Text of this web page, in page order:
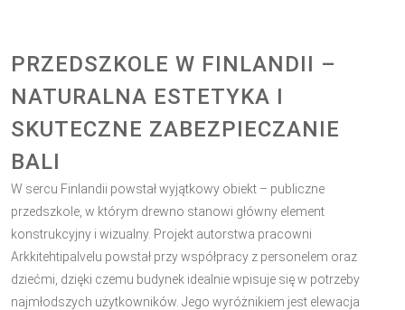
PRZEDSZKOLE W FINLANDII –
NATURALNA ESTETYKA I
SKUTECZNE ZABEZPIECZANIE
BALI
W sercu Finlandii powstał wyjątkowy obiekt – publiczne
przedszkole, w którym drewno stanowi główny element
konstrukcyjny i wizualny. Projekt autorstwa pracowni
Arkkitehtipalvelu powstał przy współpracy z personelem oraz
dziećmi, dzięki czemu budynek idealnie wpisuje się w potrzeby
najmłodszych użytkowników. Jego wyróżnikiem jest elewacja